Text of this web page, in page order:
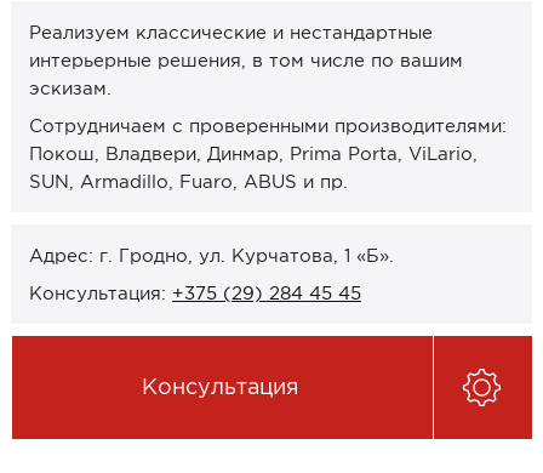
Оплата
Рассрочка 0% (без банка)
Кредиты 4% от Беларусбанка
Карты рассрочек
Контакты и график работы
Сотрудничество
Реализуем классические и нестандартные
интерьерные решения, в том числе по вашим
эскизам.
Сотрудничаем с проверенными производителями:
Покош, Владвери, Динмар, Prima Porta, ViLario,
SUN, Armadillo, Fuaro, ABUS и пр.
Адрес: г. Гродно, ул. Курчатова, 1 «Б».
Консультация: +375 (29) 284 45 45
Консультация